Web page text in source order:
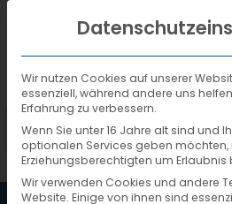
MENÜ
Wir nutzen Cookies auf unserer
essenziell, während andere uns
Erfahrung zu verbessern.
Wenn Sie unter 16 Jahre alt sind und
optionalen Services geben möchten,
Erziehungsberechtigten um Erlaubnis
Wir verwenden Cookies und andere
Website. Einige von ihnen sind